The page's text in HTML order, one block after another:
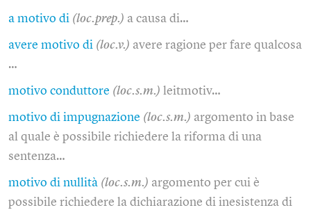
a motivo di (loc.prep.) a causa di…
avere motivo di (loc.v.) avere ragione per fare qualcosa
…
motivo conduttore (loc.s.m.) leitmotiv…
motivo di impugnazione (loc.s.m.) argomento in base
al quale è possibile richiedere la riforma di una
sentenza…
motivo di nullità (loc.s.m.) argomento per cui è
possibile richiedere la dichiarazione di inesistenza di